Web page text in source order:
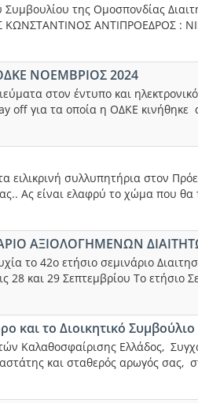
της Ομοσπονδίας
ΚΩΝΣΤΑΝΤΙΝΟΣ ΑΝΤΙΠΡΟΕΔΡΟΣ :
ΝΟΕΜΒΡΙΟΣ 2024
στον έντυπο και
off για τα οποία η ΟΔΚΕ
ειλικρινή συλλυπητήρια στον
Ας είναι ελαφρύ το χώμα που θα
ΑΞΙΟΛΟΓΗΜΕΝΩΝ
το 42ο ετήσιο σεμινάριο
28 και 29 Σεπτεμβρίου Το
και το Διοικητικό
Καλαθοσφαίρισης Ελλάδος,
και σταθερός αρωγός σας,